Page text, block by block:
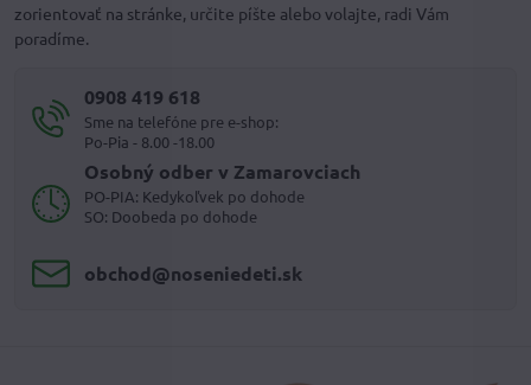
zorientovať na stránke, určite píšte alebo volajte, radi Vám
poradíme.
0908 419 618
Sme na telefóne pre e-shop:
Po-Pia - 8.00 -18.00
Osobný odber v Zamarovciach
PO-PIA: Kedykoľvek po dohode
SO: Doobeda po dohode
obchod​@noseniedeti​.sk